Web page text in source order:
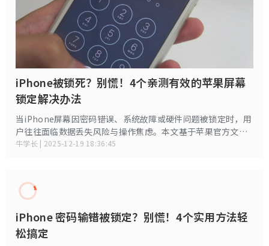
iPhone被锁死？别慌！4个亲测有效的苹果屏幕
锁定解决办法
当iPhone屏幕因密码错误、系统故障或硬件问题被锁定时，用
户往往面临数据丢失风险与操作焦虑。本文基于苹果官方文档
及实测数据，系统梳理5种安全高效的解锁方案，帮助用户科学
牛学长 | 2025-12-19 18:36:45
iPhone 密码输错被锁定？别慌！4个实用方法轻
松搞定